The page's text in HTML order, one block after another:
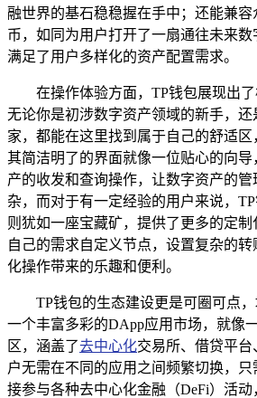
融世界的基石稳稳握在手中；还能兼
币，如同为用户打开了一扇通往未来
满足了用户多样化的资产配置需求。
在操作体验方面，TP钱包展现出了
无论你是初涉数字资产领域的新手，
家，都能在这里找到属于自己的舒适区
其简洁明了的界面就像一位贴心的向
产的收发和查询操作，让数字资产的
杂，而对于有一定经验的用户来说，
则犹如一座宝藏矿，提供了更多的定
自己的需求自定义节点，设置复杂的
化操作带来的乐趣和便利。
TP钱包的生态建设更是可圈可点
一个丰富多彩的DApp应用市场，就像
区，涵盖了去中心化交易所、借贷平台
户无需在不同的应用之间频繁切换，
接参与各种去中心化金融（DeFi）活